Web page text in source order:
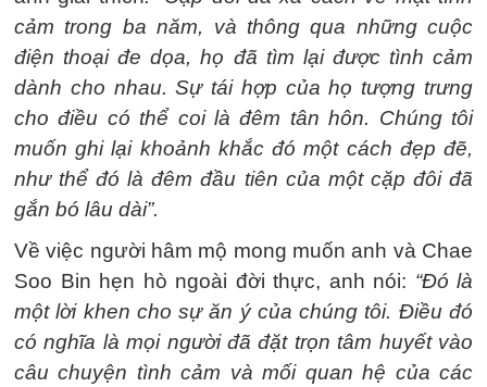
cảm trong ba năm, và thông qua những cuộc
điện thoại đe dọa, họ đã tìm lại được tình cảm
dành cho nhau. Sự tái hợp của họ tượng trưng
cho điều có thể coi là đêm tân hôn. Chúng tôi
muốn ghi lại khoảnh khắc đó một cách đẹp đẽ,
như thể đó là đêm đầu tiên của một cặp đôi đã
gắn bó lâu dài”.
Về việc người hâm mộ mong muốn anh và Chae
Soo Bin hẹn hò ngoài đời thực, anh nói: “Đó là
một lời khen cho sự ăn ý của chúng tôi. Điều đó
có nghĩa là mọi người đã đặt trọn tâm huyết vào
câu chuyện tình cảm và mối quan hệ của các